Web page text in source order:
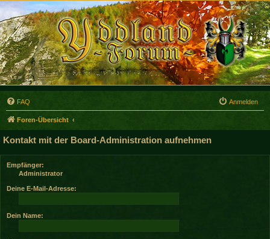
FAQ Anmelden
Foren-Übersicht
Kontakt mit der Board-Administration aufnehmen
Empfänger:
Administrator
Deine E-Mail-Adresse:
Dein Name: